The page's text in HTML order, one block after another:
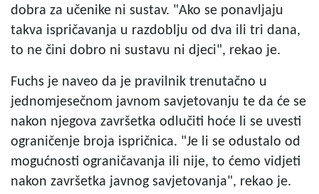
dobra za učenike ni sustav. "Ako se ponavljaju
takva ispričavanja u razdoblju od dva ili tri dana,
to ne čini dobro ni sustavu ni djeci", rekao je.
Fuchs je naveo da je pravilnik trenutačno u
jednomjesečnom javnom savjetovanju te da će se
nakon njegova završetka odlučiti hoće li se uvesti
ograničenje broja ispričnica. "Je li se odustalo od
mogućnosti ograničavanja ili nije, to ćemo vidjeti
nakon završetka javnog savjetovanja", rekao je.